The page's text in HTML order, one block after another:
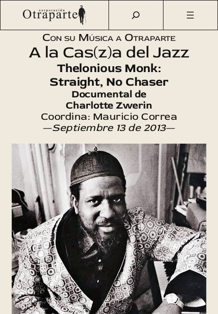
Saltar
Otraparte.org/ Agenda Cultural Música
A la Cas(z)a del
Con su Música a Otraparte
A la Cas(z)a del Jazz
Thelonious Monk:
Straight, No Chaser
Documental de
Charlotte Zwerin
Coordina: Mauricio Correa
—Septiembre 13 de 2013—